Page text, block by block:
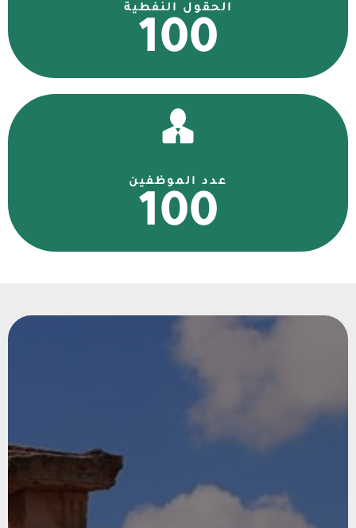
الحقول النفطية
100
عدد الموظفين
100